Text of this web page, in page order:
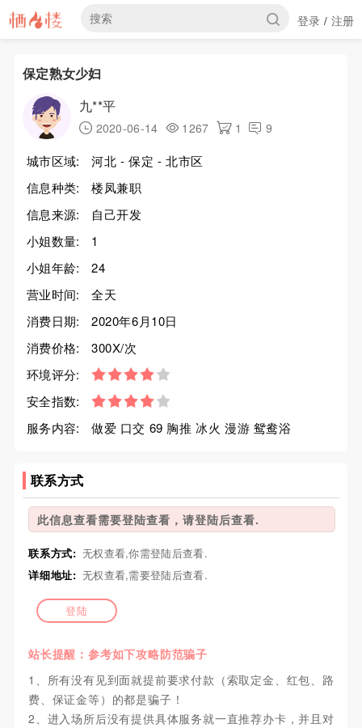
登录 / 注册
保定熟女少妇
九**平
2020-06-14 1267 1 9
城市区域:
河北 - 保定 - 北市区
信息种类:
楼凤兼职
信息来源:
自己开发
小姐数量:
1
小姐年龄:
24
营业时间:
全天
消费日期:
2020年6月10日
消费价格:
300X/次
环境评分:
安全指数:
服务内容:
做爱 口交 69 胸推 冰火 漫游 鸳鸯浴
联系方式
此信息查看需要登陆查看，请登陆后查看.
联系方式: 无权查看,你需登陆后查看.
详细地址: 无权查看,需要登陆后查看.
登陆
站长提醒：参考如下攻略防范骗子
1、所有没有见到面就提前要求付款（索取定金、红包、路
费、保证金等）的都是骗子！
2、进入场所后没有提供具体服务就一直推荐办卡，并且对